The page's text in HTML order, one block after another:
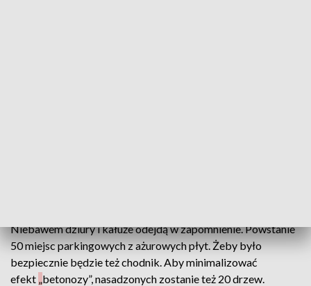
Niebawem dziury i kałuże odejdą w zapomnienie. Powstanie
50 miejsc parkingowych z ażurowych płyt. Żeby było
bezpiecznie będzie też chodnik. Aby minimalizować
efekt „betonozy”, nasadzonych zostanie też 20 drzew.